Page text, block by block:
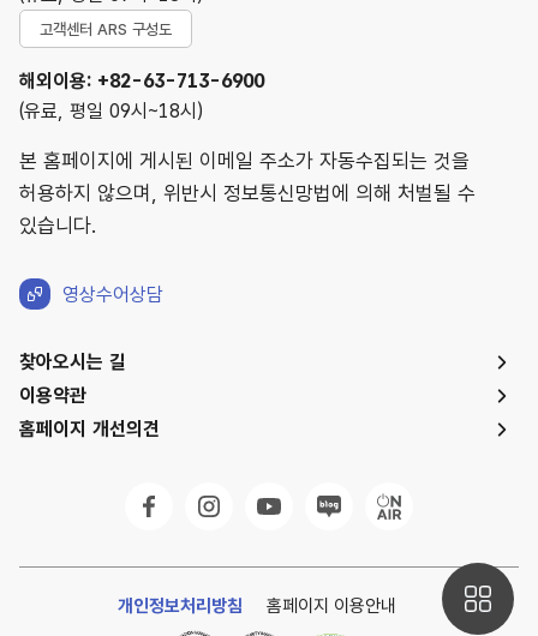
고객센터 ARS 구성도
해외이용: +82-63-713-6900
(유료, 평일 09시~18시)
본 홈페이지에 게시된 이메일 주소가 자동수집되는 것을
허용하지 않으며, 위반시 정보통신망법에 의해 처벌될 수
있습니다.
영상수어상담
찾아오시는 길
이용약관
홈페이지 개선의견
개인정보처리방침 홈페이지 이용안내